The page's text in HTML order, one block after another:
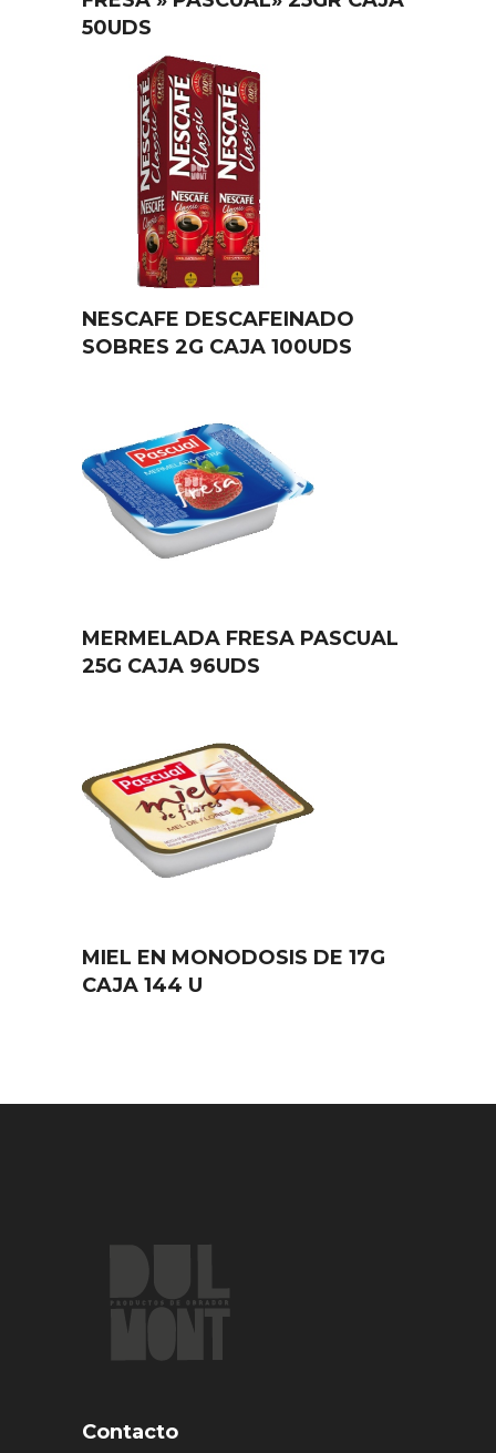
50UDS
NESCAFE DESCAFEINADO
SOBRES 2G CAJA 100UDS
MERMELADA FRESA PASCUAL
25G CAJA 96UDS
MIEL EN MONODOSIS DE 17G
CAJA 144 U
Contacto